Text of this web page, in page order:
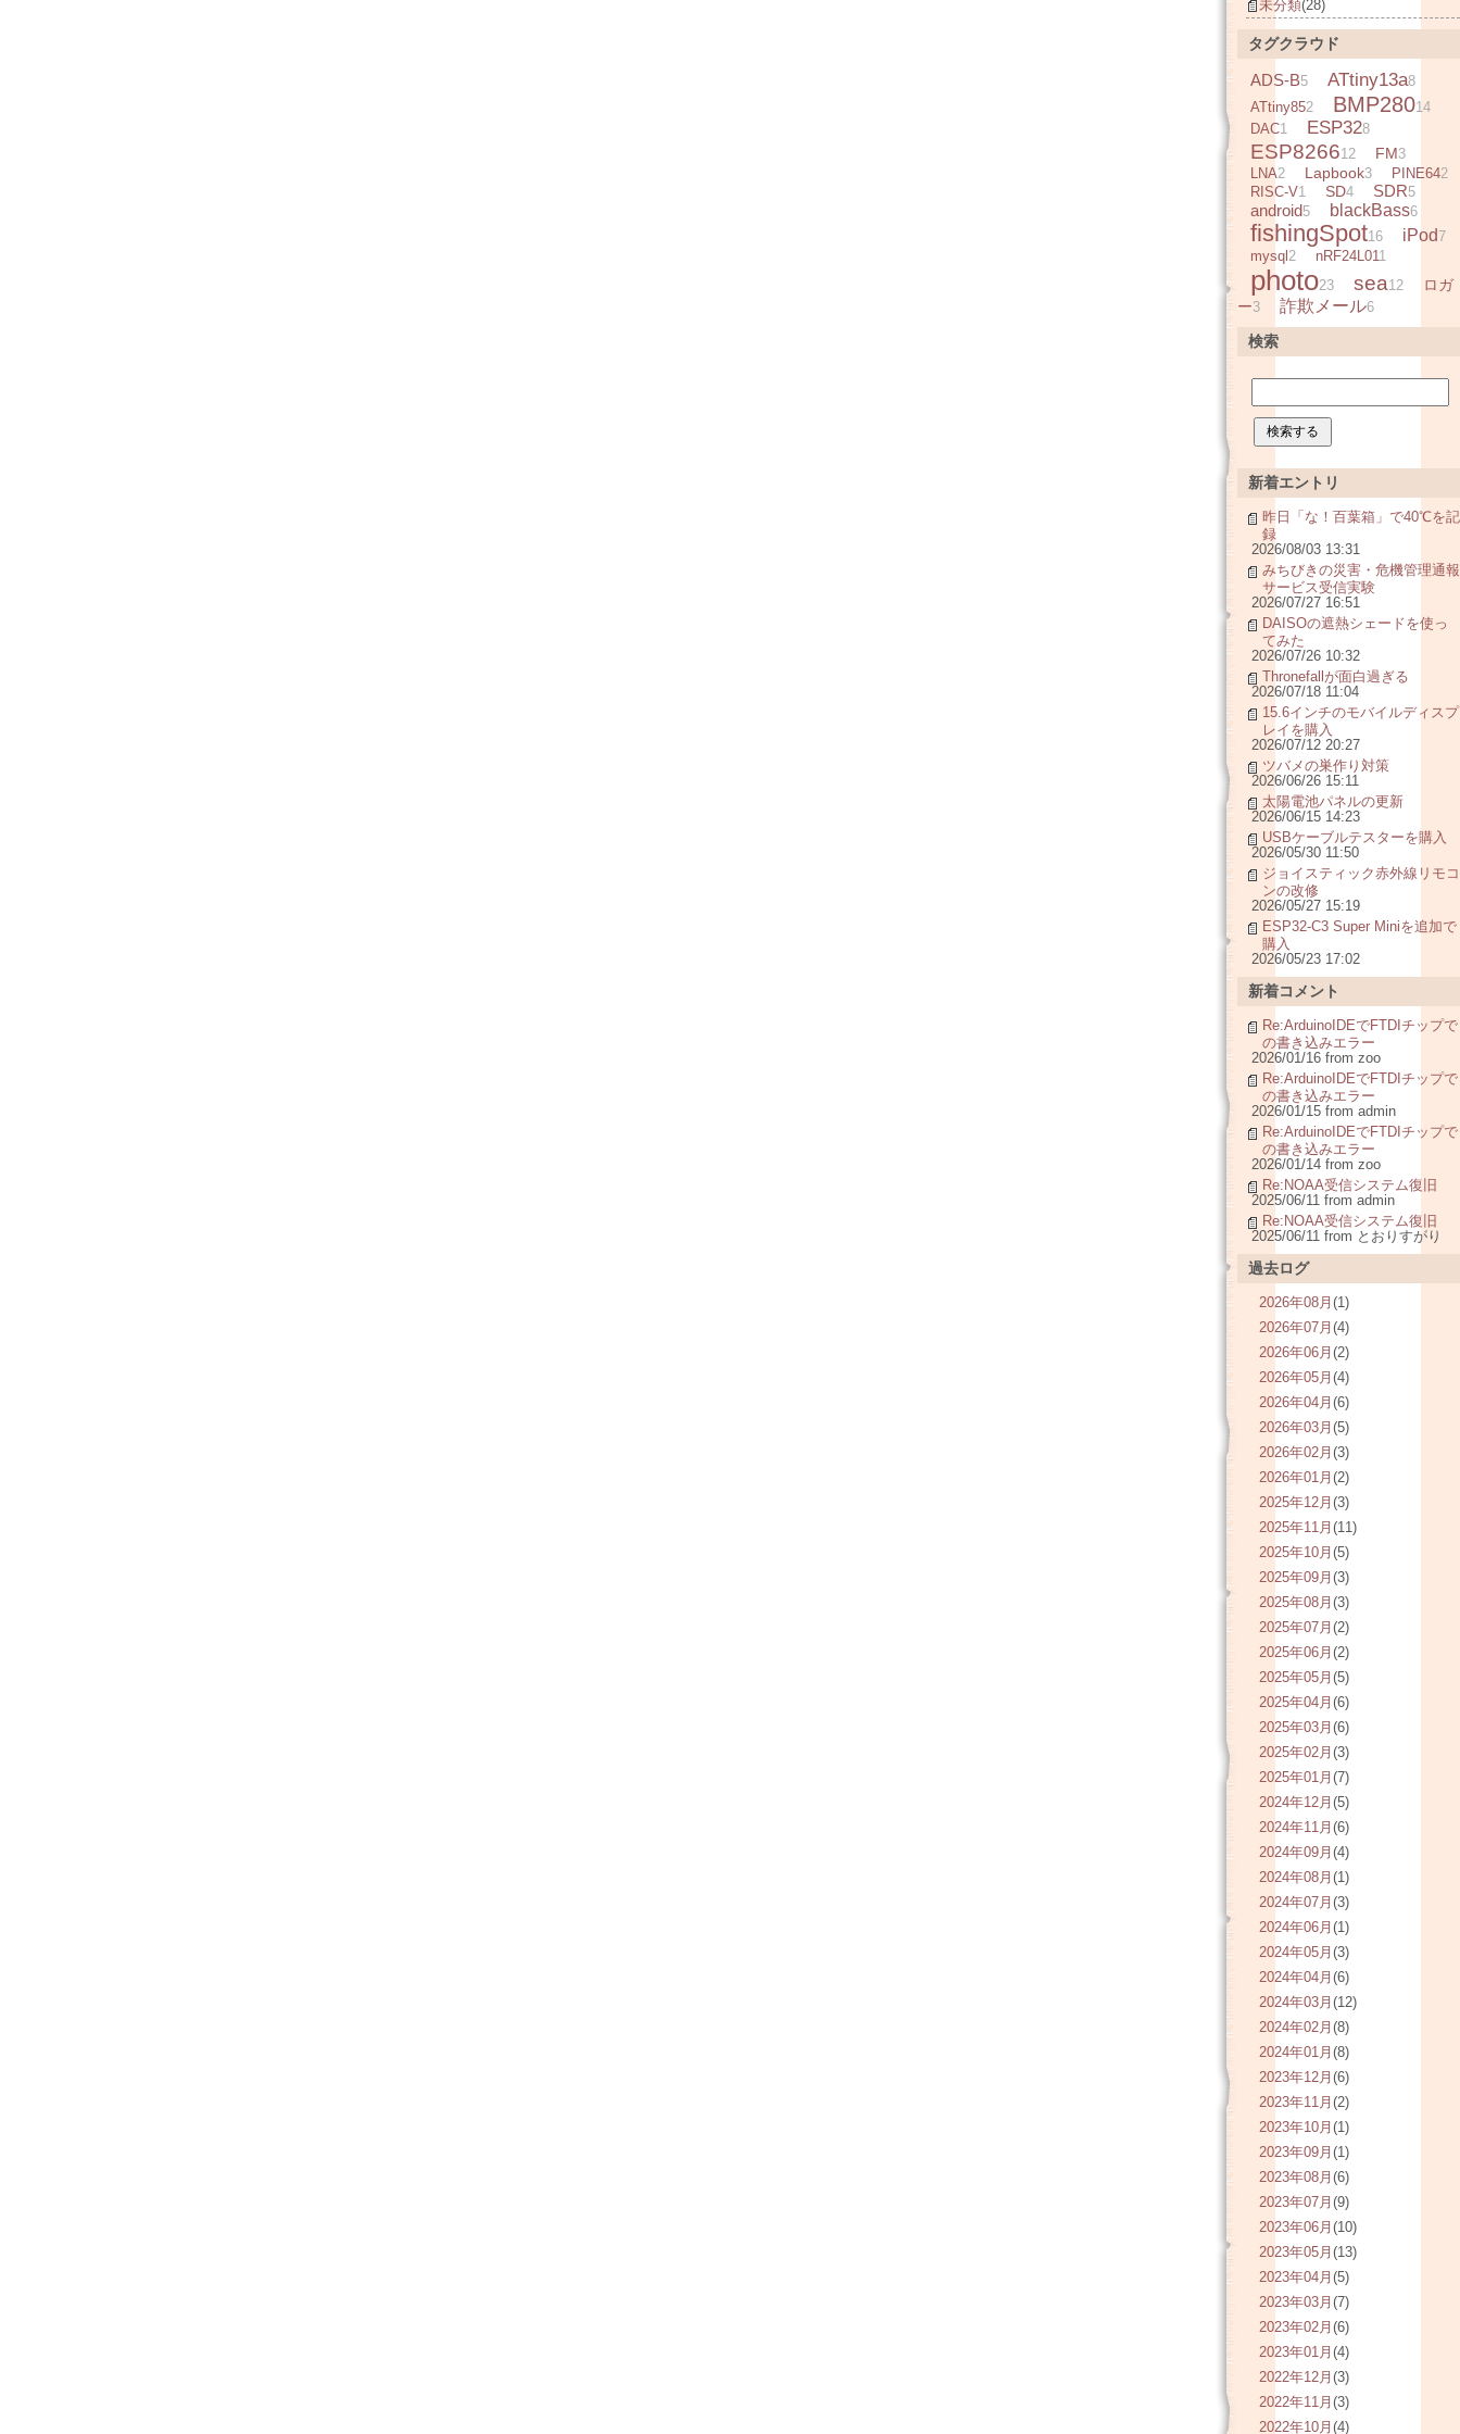
未分類(28)
タグクラウド
ADS-B5 ATtiny13a8
ATtiny852 BMP28014
DAC1 ESP328
ESP826612 FM3
LNA2 Lapbook3 PINE642
RISC-V1 SD4 SDR5
android5 blackBass6
fishingSpot16 iPod7
mysql 2 nRF24L011
photo23 sea12
ロガ
ー3 詐欺メール6
検索
新着エントリ
昨日「な！百葉箱」で40℃を記
録
2026/08/03 13:31
みちびきの災害・危機管理通報
サービス受信実験
2026/07/27 16:51
DAISOの遮熱シェードを使っ
てみた
2026/07/26 10:32
Thronefallが面白過ぎる
2026/07/18 11:04
15.6インチのモバイルディスプ
レイを購入
2026/07/12 20:27
ツバメの巣作り対策
2026/06/26 15:11
太陽電池パネルの更新
2026/06/15 14:23
USBケーブルテスターを購入
2026/05/30 11:50
ジョイスティック赤外線リモコ
ンの改修
2026/05/27 15:19
ESP32-C3 Super Miniを追加で
購入
2026/05/23 17:02
新着コメント
Re:ArduinoIDEでFTDIチップで
の書き込みエラー
2026/01/16 from zoo
Re:ArduinoIDEでFTDIチップで
の書き込みエラー
2026/01/15 from admin
Re:ArduinoIDEでFTDIチップで
の書き込みエラー
2026/01/14 from zoo
Re:NOAA受信システム復旧
2025/06/11 from admin
Re:NOAA受信システム復旧
2025/06/11 from とおりすがり
過去ログ
2026年08月 (1)
2026年07月 (4)
2026年06月 (2)
2026年05月 (4)
2026年04月 (6)
2026年03月 (5)
2026年02月 (3)
2026年01月 (2)
2025年12月 (3)
2025年11月 (11)
2025年10月 (5)
2025年09月 (3)
2025年08月 (3)
2025年07月 (2)
2025年06月 (2)
2025年05月 (5)
2025年04月 (6)
2025年03月 (6)
2025年02月 (3)
2025年01月 (7)
2024年12月 (5)
2024年11月 (6)
2024年09月 (4)
2024年08月 (1)
2024年07月 (3)
2024年06月 (1)
2024年05月 (3)
2024年04月 (6)
2024年03月 (12)
2024年02月 (8)
2024年01月 (8)
2023年12月 (6)
2023年11月 (2)
2023年10月 (1)
2023年09月 (1)
2023年08月 (6)
2023年07月 (9)
2023年06月 (10)
2023年05月 (13)
2023年04月 (5)
2023年03月 (7)
2023年02月 (6)
2023年01月 (4)
2022年12月 (3)
2022年11月 (3)
2022年10月 (4)